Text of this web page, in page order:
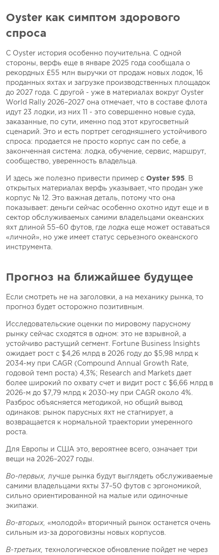
Oyster как симптом здорового
спроса
С Oyster история особенно поучительна. С одной
стороны, верфь еще в январе 2025 года сообщала о
рекордных £55 млн выручки от продаж новых лодок, 16
проданных яхтах и загрузке производственных площадок
до 2027 года. С другой - уже в материалах вокруг Oyster
World Rally 2026–2027 она отмечает, что в составе флота
идут 23 лодки, из них 11 - это совершенно новые суда,
заказанные, по сути, именно под этот кругосветный
сценарий. Это и есть портрет сегодняшнего устойчивого
спроса: продается не просто корпус сам по себе, а
законченная система: лодка, обучение, сервис, маршрут,
сообщество, уверенность владельца.
И здесь же полезно привести пример с Oyster 595 . В
открытых материалах верфь указывает, что продан уже
корпус № 12. Это важная деталь, потому что она
показывает: деньги сейчас особенно охотно идут еще и в
сектор обслуживаемых самими владельцами океанских
яхт длиной 55–60 футов, где лодка еще может оставаться
«личной», но уже имеет статус серьезного океанского
инструмента.
Прогноз на ближайшее будущее
Если смотреть не на заголовки, а на механику рынка, то
прогноз будет осторожно позитивным.
Исследовательские оценки по мировому парусному
рынку сейчас сходятся в одном: это не взрывной, а
устойчиво растущий сегмент. Fortune Business Insights
ожидает рост с $4,26 млрд в 2026 году до $5,98 млрд к
2034-му при CAGR (Compound Annual Growth Rate,
годовой темп роста) 4,3%; Research and Markets дает
более широкий по охвату счет и видит рост с $6,66 млрд в
2026-м до $7,79 млрд к 2030-му при CAGR около 4%.
Разброс объясняется методикой, но общий вывод
одинаков: рынок парусных яхт не стагнирует, а
возвращается к нормальной траектории умеренного
роста.
Для Европы и США это, вероятнее всего, означает три
вещи на 2026–2027 годы.
Во-первых, лучше рынка будут выглядеть обслуживаемые
самими владельцами яхты 37–50 футов с эргономикой,
сильно ориентированной на малые или одиночные
экипажи.
Во-вторых, «молодой» вторичный рынок останется очень
сильным из-за дороговизны новых корпусов.
В-третьих, технологическое обновление пойдет не через